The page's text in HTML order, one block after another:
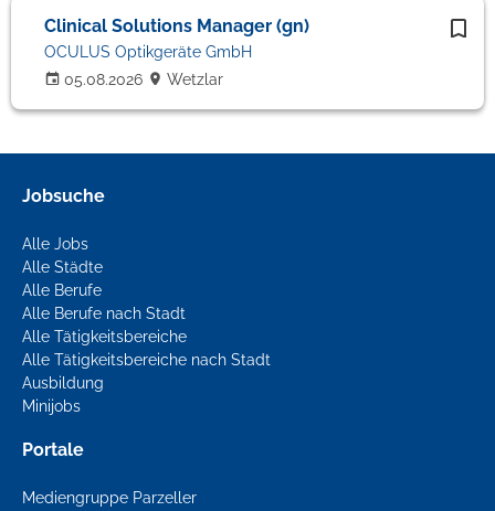
Clinical Solutions Manager (gn)
05.08.2026
OCULUS Optikgeräte GmbH
Wetzlar
Jobsuche
Alle Jobs
Alle Städte
Alle Berufe
Alle Berufe nach Stadt
Alle Tätigkeitsbereiche
Alle Tätigkeitsbereiche nach Stadt
Ausbildung
Minijobs
Portale
Mediengruppe Parzeller